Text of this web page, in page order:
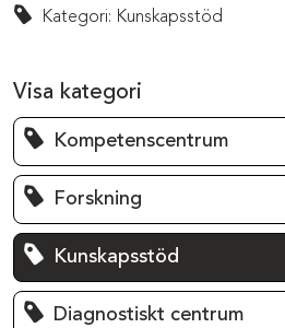
Kategori: Kunskapsstöd
Visa kategori
Kompetenscentrum
Forskning
Kunskapsstöd
Diagnostiskt centrum